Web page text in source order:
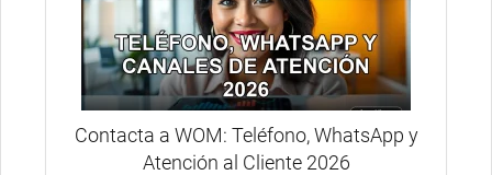
Contacta a WOM: Teléfono, WhatsApp y
Atención al Cliente 2026